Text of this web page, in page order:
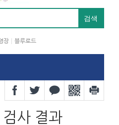
장 블루로드
사 결과